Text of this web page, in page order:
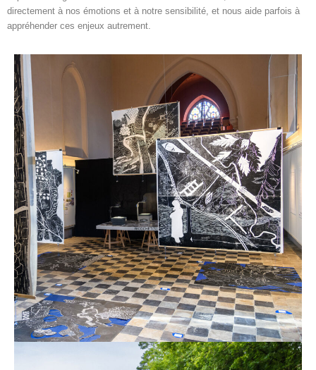
directement à nos émotions et à notre sensibilité, et nous aide parfois à
appréhender ces enjeux autrement.